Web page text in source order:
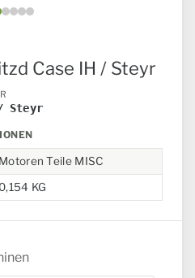
Case IH / Steyr
Steyr
Motoren Teile MISC
0,154 KG